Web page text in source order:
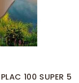
100 SUPER 5